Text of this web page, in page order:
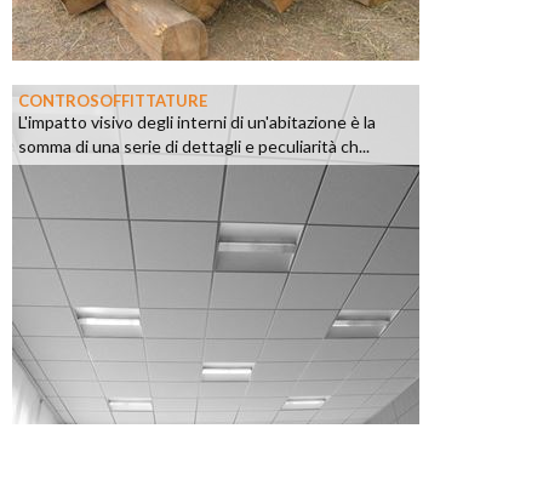
CONTROSOFFITTATURE
L'impatto visivo degli interni di un'abitazione è la
somma di una serie di dettagli e peculiarità ch...